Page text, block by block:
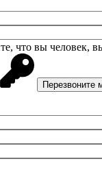
что вы человек,